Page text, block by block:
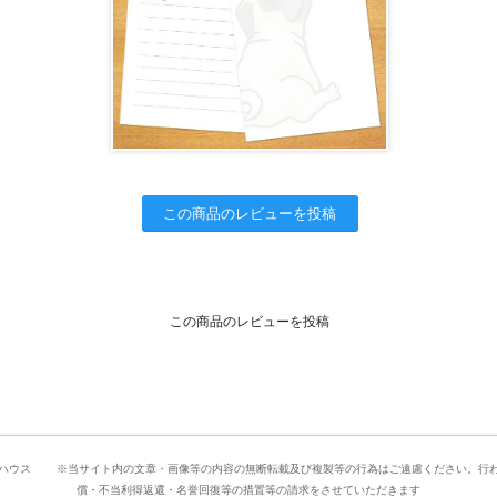
この商品のレビューを投稿
この商品のレビューを投稿
ウス ※当サイト内の文章・画像等の内容の無断転載及び複製等の行為はご遠慮ください。行
償・不当利得返還・名誉回復等の措置等の請求をさせていただきます